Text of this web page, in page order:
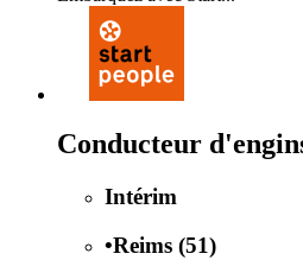
Conducteur
Intérim
•Reims (51)